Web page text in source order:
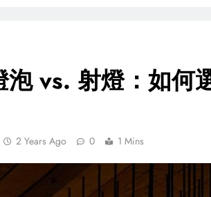
泡 vs. 射燈：如何
2 Years Ago 0 1 Mins